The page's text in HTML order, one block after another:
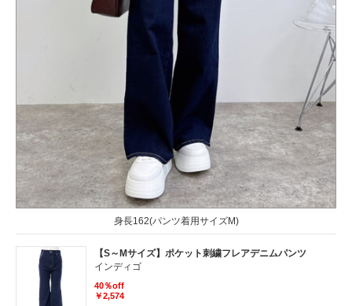
身長162(パンツ着用サイズM)
【S～Mサイズ】ポケット刺繍フレアデニムパンツ
インディゴ
40％off
￥2,574